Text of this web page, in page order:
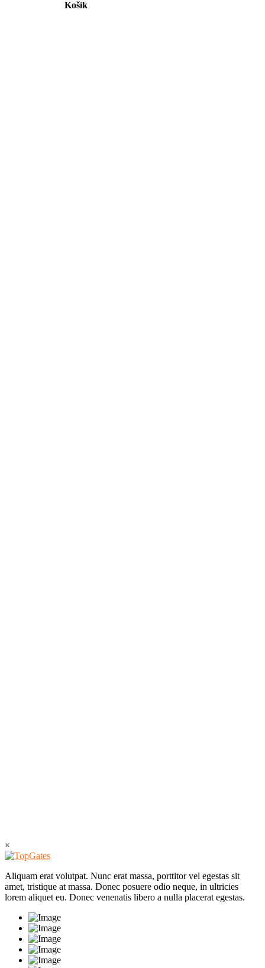
Košík
×
Aliquam erat volutpat. Nunc erat massa, porttitor vel egestas sit
amet, tristique at massa. Donec posuere odio neque, in ultricies
lorem aliquet eu. Donec venenatis libero a nulla placerat egestas.